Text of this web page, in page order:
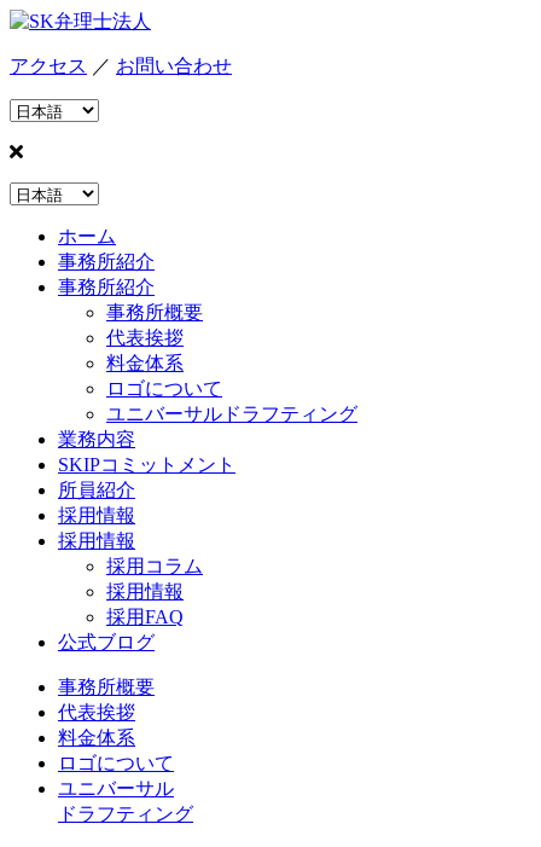
アクセス ／ お問い合わせ
ホーム
事務所紹介
事務所紹介
事務所概要
代表挨拶
料金体系
ロゴについて
ユニバーサルドラフティング
業務内容
SKIPコミットメント
所員紹介
採用情報
採用情報
採用コラム
採用情報
採用FAQ
公式ブログ
事務所概要
代表挨拶
料金体系
ロゴについて
ユニバーサル
ドラフティング